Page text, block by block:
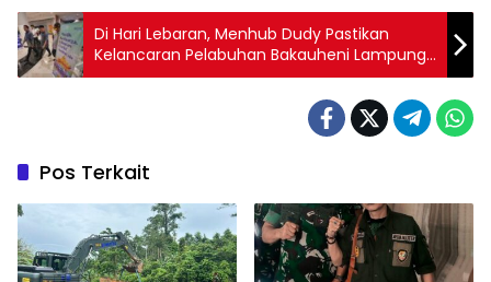
Di Hari Lebaran, Menhub Dudy Pastikan
Kelancaran Pelabuhan Bakauheni Lampung
Jelang Arus Balik
Pos Terkait